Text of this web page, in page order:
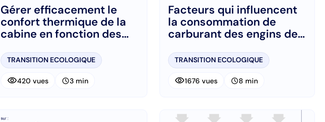
Gérer efficacement le
confort thermique de la
cabine en fonction des
TRANSITION ECOLOGIQUE
visibility420 vues schedule3 min
Facteurs qui influencent
la consommation de
carburant des engins de
TRANSITION ECOLOGIQUE
visibility1676 vues schedule8 min